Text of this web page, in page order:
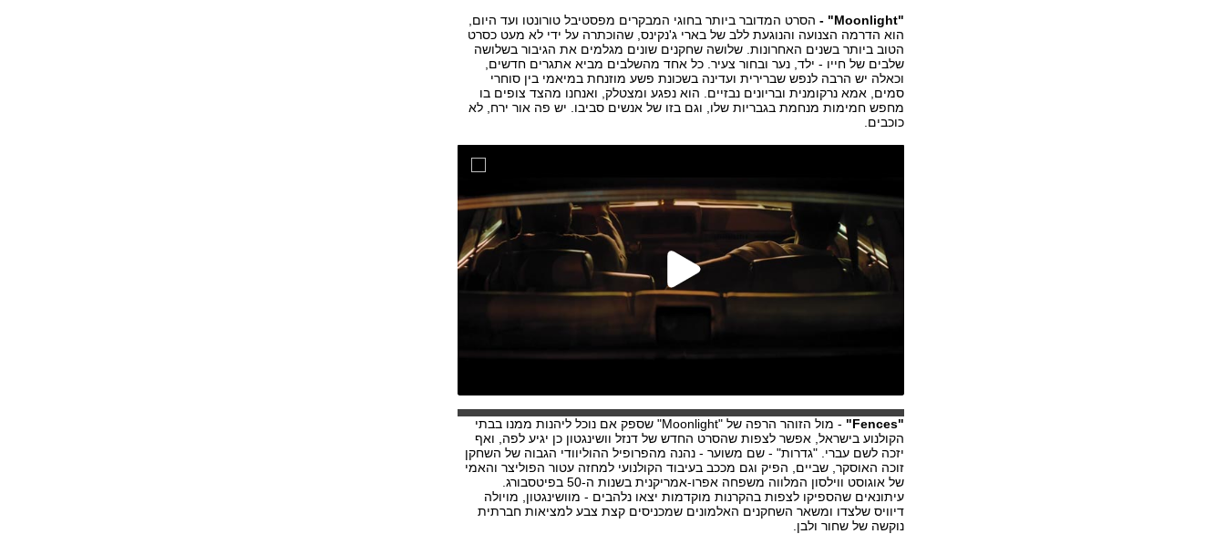
"Moonlight" -
הסרט המדובר ביותר בחוגי המבקרים מפסטיבל טורונטו ועד היום,
הוא הדרמה הצנועה והנוגעת ללב של בארי ג'נקינס, שהוכתרה על ידי לא מעט כסרט
הטוב ביותר בשנים האחרונות. שלושה שחקנים שונים מגלמים את הגיבור בשלושה
שלבים של חייו - ילד, נער ובחור צעיר. כל אחד מהשלבים מביא אתגרים חדשים,
וכאלה יש הרבה לנפש שברירית ועדינה בשכונת פשע מוזנחת במיאמי בין סוחרי
סמים, אמא נרקומנית ובריונים נבזיים. הוא נפגע ומצטלק, ואנחנו מהצד צופים בו
מחפש חמימות מנחמת בגבריות שלו, וגם בזו של אנשים סביבו. יש פה אור ירח, לא
כוכבים.
"Fences"
- מול הזוהר הרפה של "Moonlight" שספק אם נוכל ליהנות ממנו בבתי
הקולנוע בישראל, אפשר לצפות שהסרט החדש של דנזל וושינגטון כן יגיע לפה, ואף
יזכה לשם עברי. "גדרות" - שם משוער - נהנה מהפרופיל ההוליוודי הגבוה של השחקן
זוכה האוסקר, שביים, הפיק וגם מככב בעיבוד הקולנועי למחזה עטור הפוליצר והאמי
של אוגוסט ווילסון המלווה משפחה אפרו-אמריקנית בשנות ה-50 בפיטסבורג.
עיתונאים שהספיקו לצפות בהקרנות מוקדמות יצאו נלהבים - מוושינגטון, מויולה
דיוויס שלצדו ומשאר השחקנים האלמונים שמכניסים קצת צבע למציאות חברתית
נוקשה של שחור ולבן.